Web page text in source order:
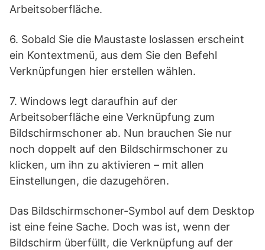
Arbeitsoberfläche.
6. Sobald Sie die Maustaste loslassen erscheint
ein Kontextmenü, aus dem Sie den Befehl
Verknüpfungen hier erstellen wählen.
7. Windows legt daraufhin auf der
Arbeitsoberfläche eine Verknüpfung zum
Bildschirmschoner ab. Nun brauchen Sie nur
noch doppelt auf den Bildschirmschoner zu
klicken, um ihn zu aktivieren – mit allen
Einstellungen, die dazugehören.
Das Bildschirmschoner-Symbol auf dem Desktop
ist eine feine Sache. Doch was ist, wenn der
Bildschirm überfüllt, die Verknüpfung auf der